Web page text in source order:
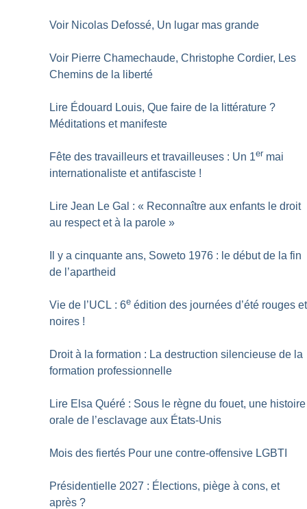
Voir Nicolas Defossé, Un lugar mas grande
Voir Pierre Chamechaude, Christophe Cordier, Les
Chemins de la liberté
Lire Édouard Louis, Que faire de la littérature ?
Méditations et manifeste
Fête des travailleurs et travailleuses : Un 1er mai
internationaliste et antifasciste !
Lire Jean Le Gal : « Reconnaître aux enfants le droit
au respect et à la parole »
Il y a cinquante ans, Soweto 1976 : le début de la fin
de l’apartheid
Vie de l’UCL : 6e édition des journées d’été rouges et
noires !
Droit à la formation : La destruction silencieuse de la
formation professionnelle
Lire Elsa Quéré : Sous le règne du fouet, une histoire
orale de ­l’esclavage aux États-Unis
Mois des fiertés Pour une contre-offensive LGBTI
Présidentielle 2027 : Élections, piège à cons, et
après ?